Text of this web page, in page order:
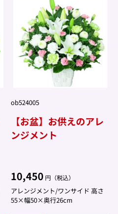
ob524005
【お盆】お供えのアレ
ンジメント
10,450 円（税込）
アレンジメント/ワンサイド 高さ
55×幅50×奥行26cm